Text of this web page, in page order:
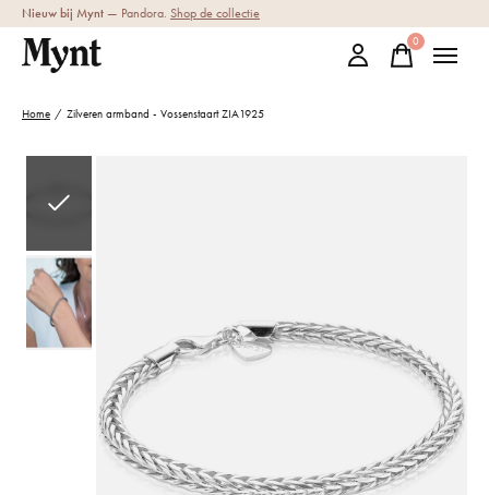
Nieuw bij Mynt — Pandora. Shop de collectie
0items
Home / Zilveren armband - Vossenstaart ZIA1925